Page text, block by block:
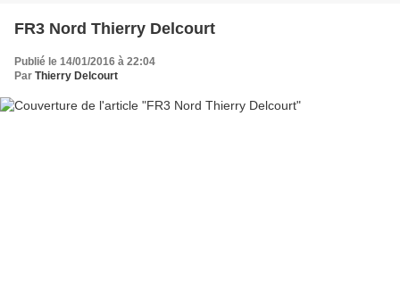
FR3 Nord Thierry Delcourt
Publié le 14/01/2016 à 22:04
Par Thierry Delcourt